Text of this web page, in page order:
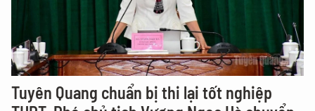
Tuyên Quang chuẩn bị thi lại tốt nghiệp